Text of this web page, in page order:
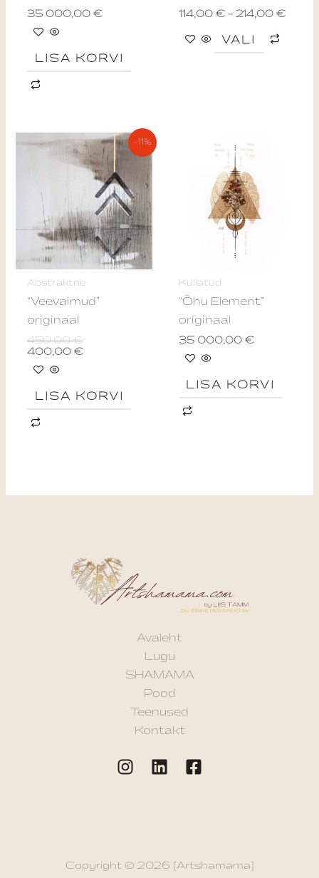
35 000,00€
LISA KORVI
114,00 € – 214,00 €
VALI
the
-11%
Abstraktne
“Veevaimud”
originaal
450,00€
Algne
hind
oli:
450,00 €.
400,00€
Current
price
is:
400,00 €.
LISA KORVI
Kullatud
“Õhu Element”
originaal
35 000,00 €
LISA KORVI
Avaleht
Lugu
SHAMAMA
Pood
Teenused
Kontakt
Copyright © 2026 [Artshamama]